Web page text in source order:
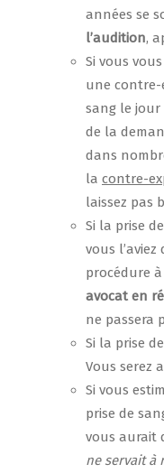
années se
l’audition,
Si vous
une contre-
sang le jour
de la
dans
la contre-
laissez pas
Si la prise
vous l’aviez
procédure
avocat en
ne passera
Si la prise
Vous serez
Si vous
prise de
vous aurait
ne servait à